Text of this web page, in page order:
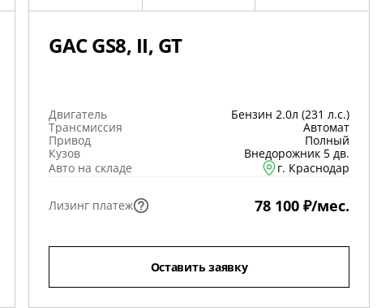
GAC GS8, II, GT
Двигатель
Бензин 2.0л (231 л.с.)
Трансмиссия
Автомат
Привод
Полный
Кузов
Внедорожник 5 дв.
Авто на складе
г. Краснодар
Лизинг платеж 78 100 ₽/мес.
Оставить заявку